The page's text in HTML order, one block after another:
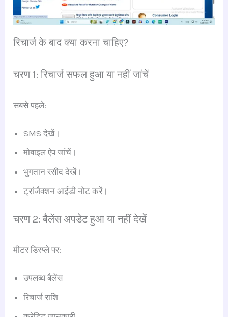
रिचार्ज के बाद क्या करना चाहिए?
चरण 1: रिचार्ज सफल हुआ या नहीं जांचें
सबसे पहले:
SMS देखें।
मोबाइल ऐप जांचें।
भुगतान रसीद देखें।
ट्रांजैक्शन आईडी नोट करें।
चरण 2: बैलेंस अपडेट हुआ या नहीं देखें
मीटर डिस्प्ले पर:
उपलब्ध बैलेंस
रिचार्ज राशि